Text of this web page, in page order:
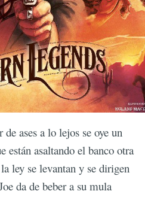
ases a lo lejos se oye un
están asaltando el banco otra
ley se levantan y se dirigen
da de beber a su mula